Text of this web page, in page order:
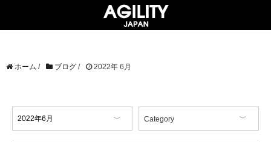
ホーム / ブログ / 2022年 6月
Category